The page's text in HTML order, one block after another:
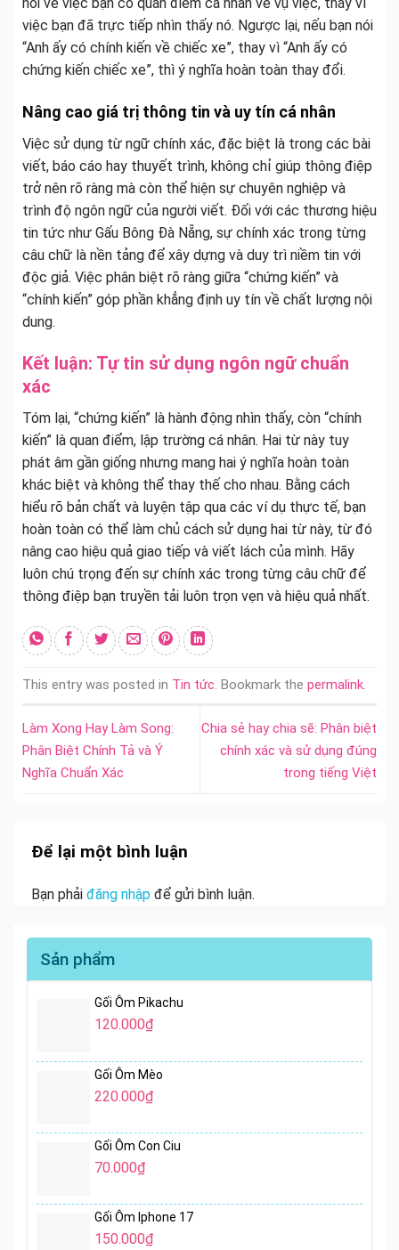
nói về việc bạn có quan điểm cá nhân về vụ việc, thay vì
việc bạn đã trực tiếp nhìn thấy nó. Ngược lại, nếu bạn nói
“Anh ấy có chính kiến về chiếc xe”, thay vì “Anh ấy có
chứng kiến chiếc xe”, thì ý nghĩa hoàn toàn thay đổi.
Nâng cao giá trị thông tin và uy tín cá nhân
Việc sử dụng từ ngữ chính xác, đặc biệt là trong các bài
viết, báo cáo hay thuyết trình, không chỉ giúp thông điệp
trở nên rõ ràng mà còn thể hiện sự chuyên nghiệp và
trình độ ngôn ngữ của người viết. Đối với các thương hiệu
tin tức như Gấu Bông Đà Nẵng, sự chính xác trong từng
câu chữ là nền tảng để xây dựng và duy trì niềm tin với
độc giả. Việc phân biệt rõ ràng giữa “chứng kiến” và
“chính kiến” góp phần khẳng định uy tín về chất lượng nội
dung.
Kết luận: Tự tin sử dụng ngôn ngữ chuẩn
xác
Tóm lại, “chứng kiến” là hành động nhìn thấy, còn “chính
kiến” là quan điểm, lập trường cá nhân. Hai từ này tuy
phát âm gần giống nhưng mang hai ý nghĩa hoàn toàn
khác biệt và không thể thay thế cho nhau. Bằng cách
hiểu rõ bản chất và luyện tập qua các ví dụ thực tế, bạn
hoàn toàn có thể làm chủ cách sử dụng hai từ này, từ đó
nâng cao hiệu quả giao tiếp và viết lách của mình. Hãy
luôn chú trọng đến sự chính xác trong từng câu chữ để
thông điệp bạn truyền tải luôn trọn vẹn và hiệu quả nhất.
This entry was posted in Tin tức. Bookmark the permalink.
Làm Xong Hay Làm Song:
Phân Biệt Chính Tả và Ý
Nghĩa Chuẩn Xác
Chia sẻ hay chia sẽ: Phân biệt
chính xác và sử dụng đúng
trong tiếng Việt
Để lại một bình luận
Bạn phải đăng nhập để gửi bình luận.
Sản phẩm
Gối Ôm Pikachu
120.000₫
Gối Ôm Mèo
220.000₫
Gối Ôm Con Ciu
70.000₫
Gối Ôm Iphone 17
150.000₫